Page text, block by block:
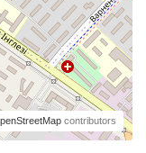
contributors